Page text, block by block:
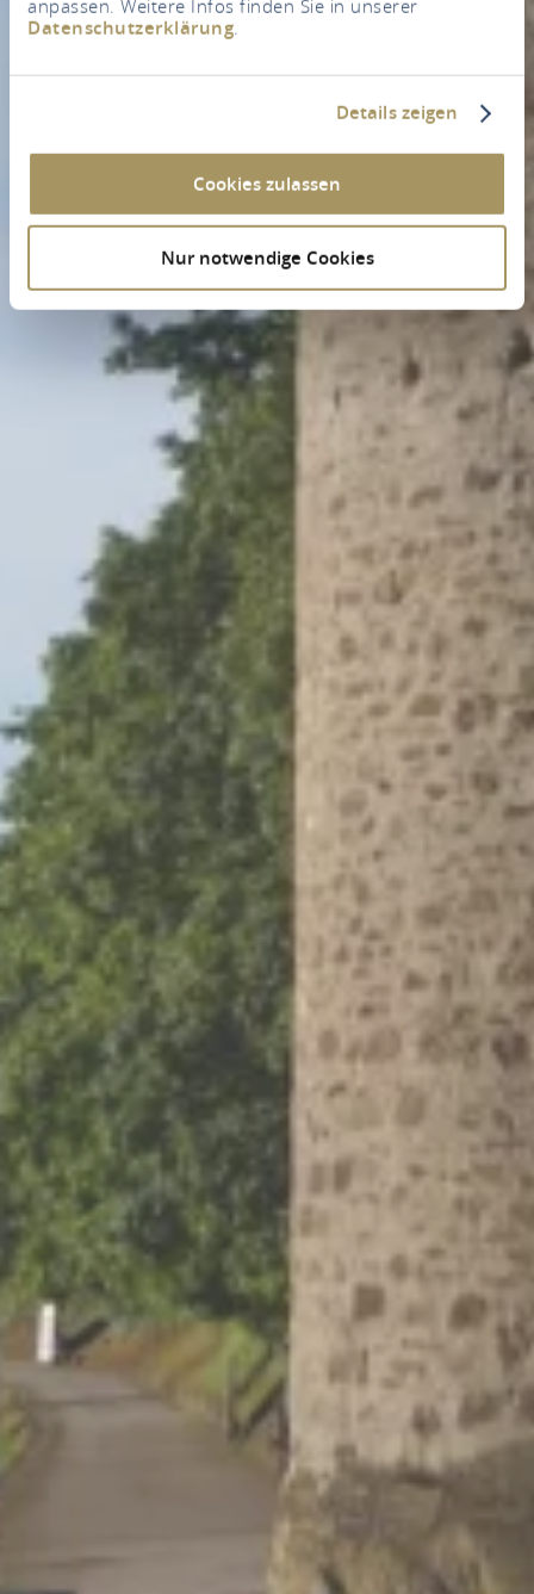
anpassen. Weitere Infos finden Sie in unserer
Datenschutzerklärung.
Details zeigen
Cookies zulassen
Nur notwendige Cookies